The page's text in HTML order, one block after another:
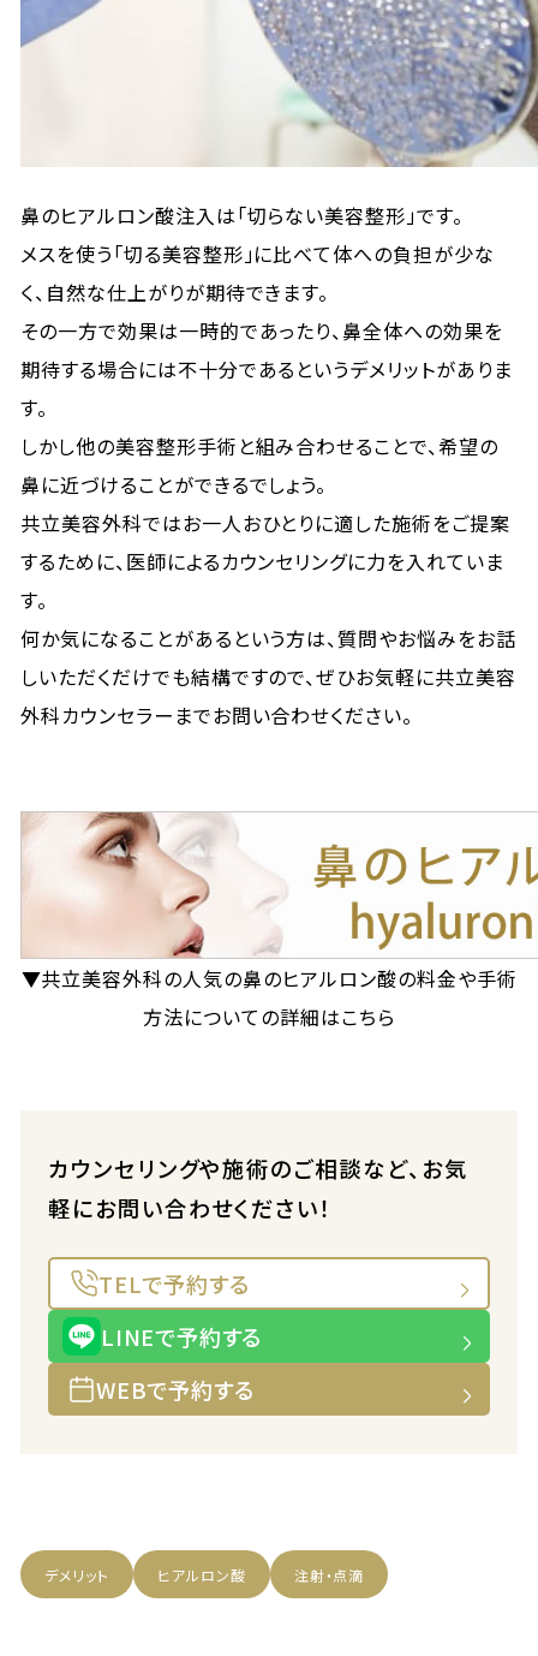
鼻のヒアルロン酸注入は「切らない美容整形」です。
メスを使う「切る美容整形」に比べて体への負担が少な
く、自然な仕上がりが期待できます。
その一方で効果は一時的であったり、鼻全体への効果を
期待する場合には不十分であるというデメリットがありま
す。
しかし他の美容整形手術と組み合わせることで、希望の
鼻に近づけることができるでしょう。
共立美容外科ではお一人おひとりに適した施術をご提案
するために、医師によるカウンセリングに力を入れていま
す。
何か気になることがあるという方は、質問やお悩みをお話
しいただくだけでも結構ですので、ぜひお気軽に共立美容
外科カウンセラーまでお問い合わせください。
▼共立美容外科の人気の鼻のヒアルロン酸の料金や手術
方法についての詳細はこちら
カウンセリングや施術のご相談など、お気
軽にお問い合わせください！
TELで予約する
LINEで予約する
WEBで予約する
デメリット ヒアルロン酸 注射・点滴